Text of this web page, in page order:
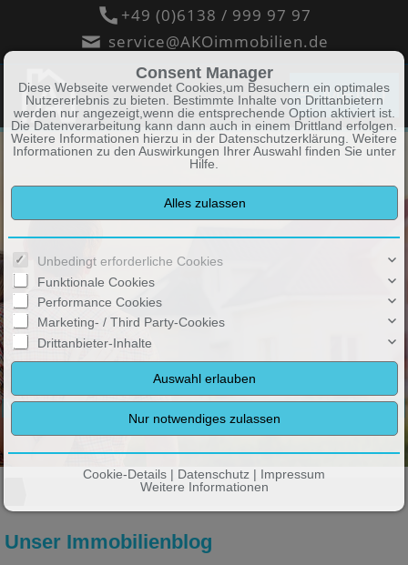
MENÜ
Zeit für das Wesentliche im Leben
Wir entlasten Sie auf ganzer Linie
+49 (0)6138 / 999 97 97
service@AKOimmobilien.de
Unser Immobilienblog
Consent Manager
Diese Webseite verwendet Cookies,um Besuchern ein optimales
Nutzererlebnis zu bieten. Bestimmte Inhalte von Drittanbietern
werden nur angezeigt,wenn die entsprechende Option aktiviert ist.
Die Datenverarbeitung kann dann auch in einem Drittland erfolgen.
Weitere Informationen hierzu in der Datenschutzerklärung. Weitere
Informationen zu den Auswirkungen Ihrer Auswahl finden Sie unter
Hilfe.
Unbedingt erforderliche Cookies
Funktionale Cookies
Performance Cookies
Marketing- / Third Party-Cookies
Drittanbieter-Inhalte
Cookie-Details | Datenschutz | Impressum
Weitere Informationen